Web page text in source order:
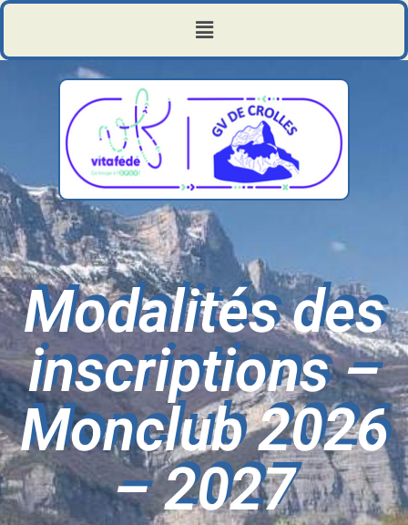
Modalités des
inscriptions –
Monclub 2026
– 2027